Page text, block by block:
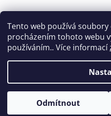
Tento web používá soubory
procházením tohoto webu
používáním.. Více informací
Odmítnout
Copyright 2026Nabytek-